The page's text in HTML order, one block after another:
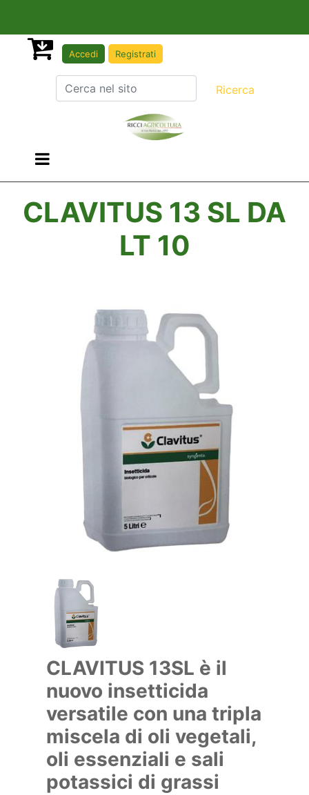
Accedi Registrati
Open menu
CLAVITUS 13 SL DA
LT 10
CLAVITUS 13SL è il
nuovo insetticida
versatile con una tripla
miscela di oli vegetali,
oli essenziali e sali
potassici di grassi